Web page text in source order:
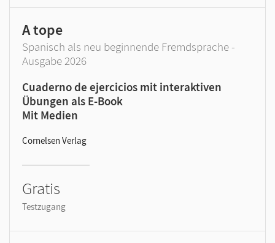
A tope
Spanisch als neu beginnende Fremdsprache -
Ausgabe 2026
Cuaderno de ejercicios mit interaktiven
Übungen als E-Book
Mit Medien
Cornelsen Verlag
Gratis
Testzugang